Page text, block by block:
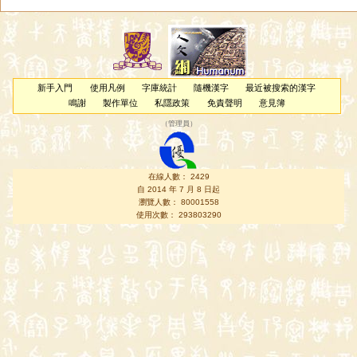
新手入門 使用凡例 字庫統計 隨機漢字
最近被搜索的漢字
鳴謝
製作單位 私隱政策 免責聲明 意見簿
（管理員 ）
在線人數： 2429
自 2014 年 7 月 8 日起
瀏覽人數： 80001558
使用次數： 293803290